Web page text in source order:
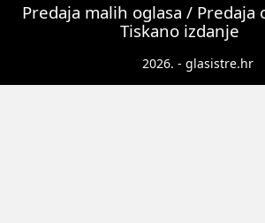
Predaja malih oglasa / Predaja
Tiskano izdanje
2026. - glasistre.hr